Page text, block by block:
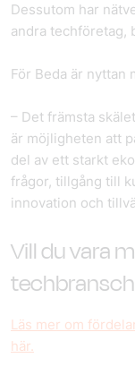
Dessutom har
andra techföretag,
För Beda är nyttan
– Det främsta
är möjligheten att
del av ett starkt
frågor, tillgång till
innovation och
Vill du vara
Läs mer om
här.